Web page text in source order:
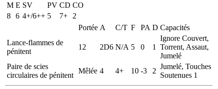
M E SV PV CD CO
8 6 4+/6++ 5 7+
2
Portée A C/T F PA D Capacités
Lance-flammes de
pénitent
12 2D6 N/A 5 0 1
Ignore Couvert,
Torrent, Assaut,
Jumelé
Paire de scies
circulaires de pénitent
Mêlée 4 4+ 10 -3 2
Jumelé, Touches
Soutenues 1